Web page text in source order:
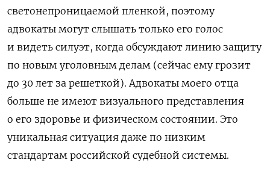
светонепроницаемой пленкой, поэтому
адвокаты могут слышать только его голос
и видеть силуэт, когда обсуждают линию защиту
по новым уголовным делам (сейчас ему грозит
до 30 лет за решеткой). Адвокаты моего отца
больше не имеют визуального представления
о его здоровье и физическом состоянии. Это
уникальная ситуация даже по низким
стандартам российской судебной системы.